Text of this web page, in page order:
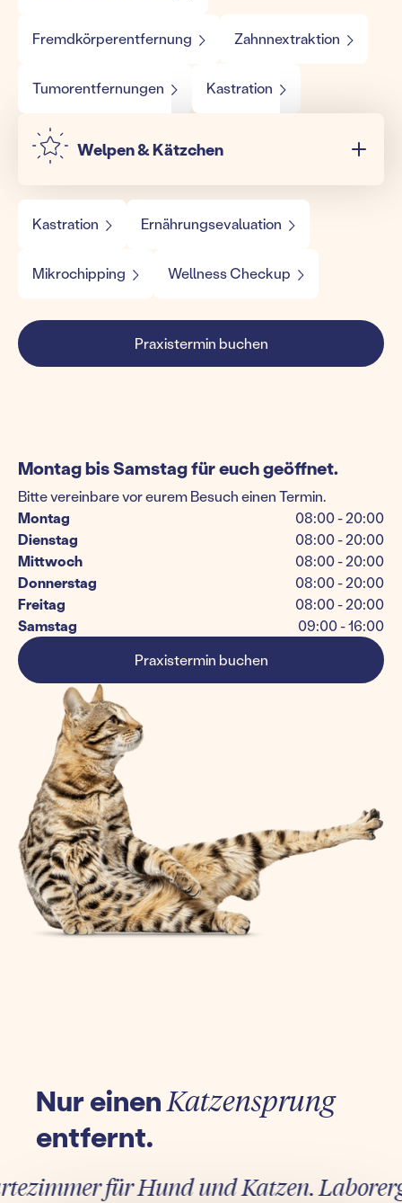
Fremdkörperentfernung Zahnnextraktion
Tumorentfernungen Kastration
Welpen & Kätzchen
Kastration Ernährungsevaluation
Mikrochipping Wellness Checkup
Praxistermin buchen
Montag bis Samstag für euch geöffnet.
Bitte vereinbare vor eurem Besuch einen Termin.
Montag
08:00 - 20:00
Dienstag
08:00 - 20:00
Mittwoch
08:00 - 20:00
Donnerstag
08:00 - 20:00
Freitag
08:00 - 20:00
Samstag
09:00 - 16:00
Praxistermin buchen
Nur einenKatzensprung
entfernt.
für Hund und Katzen.